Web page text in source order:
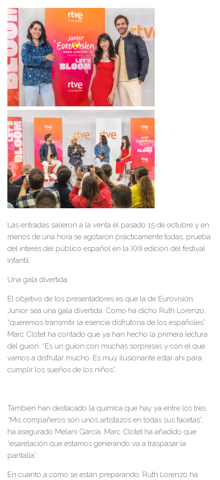
Las entradas salieron a la venta el pasado 15 de octubre y en
menos de una hora se agotaron prácticamente todas, prueba
del interés del público español en la XXII edición del festival
infantil.
Una gala divertida
El objetivo de los presentadores es que la de Eurovisión
Junior sea una gala divertida. Como ha dicho Ruth Lorenzo,
“queremos transmitir la esencia disfrutona de los españoles”.
Marc Clotet ha contado que ya han hecho la primera lectura
del guion: “Es un guion con muchas sorpresas y con el que
vamos a disfrutar mucho. Es muy ilusionante estar ahí para
cumplir los sueños de los niños”.
También han destacado la química que hay ya entre los tres.
“Mis compañeros son unos artistazos en todas sus facetas”,
ha asegurado Melani García. Marc Clotet ha añadido que
“esarelación que estamos generando va a traspasar la
pantalla”.
En cuanto a cómo se están preparando, Ruth Lorenzo ha